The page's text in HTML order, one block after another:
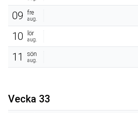
09 fre
aug.
10 lör
aug.
11 sön
aug.
Vecka 33